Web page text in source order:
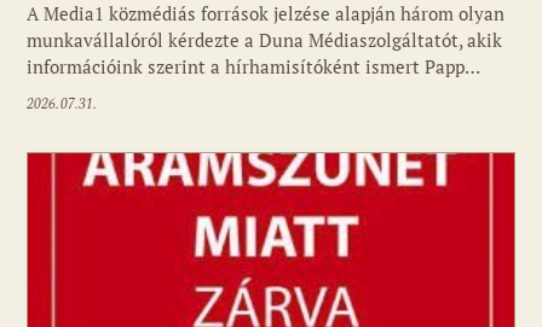
A Media1 közmédiás források jelzése alapján három olyan
munkavállalóról kérdezte a Duna Médiaszolgáltatót, akik
információink szerint a hírhamisítóként ismert Papp…
2026.07.31.